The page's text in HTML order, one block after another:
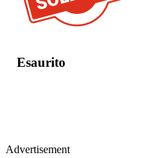
Esaurito
Advertisement